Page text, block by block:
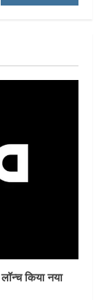
किया नया